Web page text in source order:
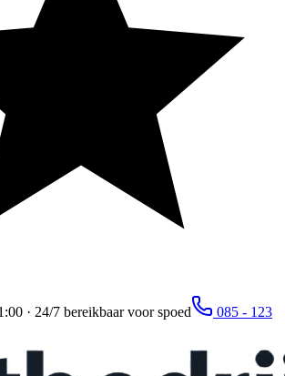
· 24/7 bereikbaar voor spoed
085 - 123